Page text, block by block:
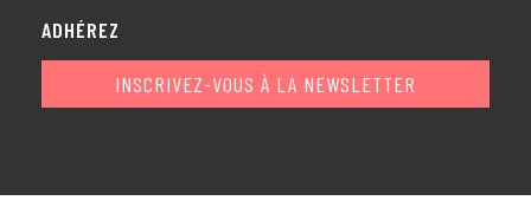
ADHÉREZ
INSCRIVEZ-VOUS À LA NEWSLETTER